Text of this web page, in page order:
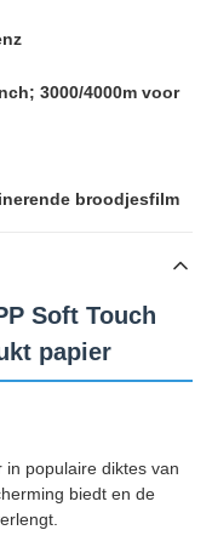
3000/4000m voor
broodjesfilm
Soft Touch
papier
in populaire diktes van
biedt en de